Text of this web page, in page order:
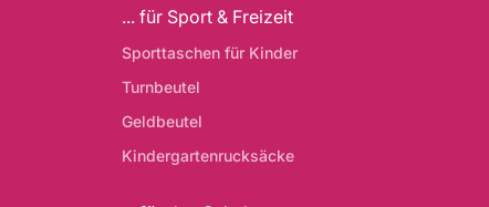
... für Sport & Freizeit
Sporttaschen für Kinder
Turnbeutel
Geldbeutel
Kindergartenrucksäcke